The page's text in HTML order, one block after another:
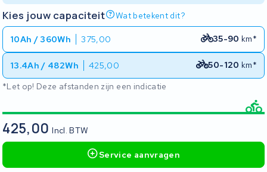
Kies jouw capaciteit Wat betekent dit?
10Ah / 360Wh 375,00 35-90 km*
13.4Ah / 482Wh 425,00 50-120 km*
*Let op! Deze afstanden zijn een indicatie
425,00Incl. BTW
Service aanvragen